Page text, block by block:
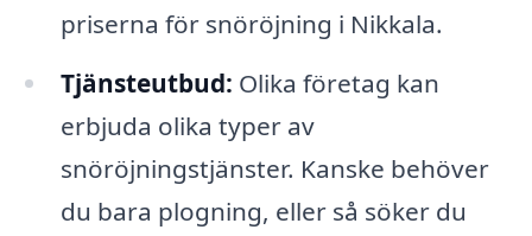
priserna för snöröjning i Nikkala.
Tjänsteutbud: Olika företag kan
erbjuda olika typer av
snöröjningstjänster. Kanske behöver
du bara plogning, eller så söker du